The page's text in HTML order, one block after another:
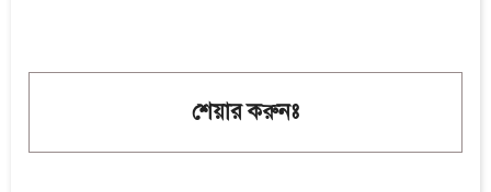
শেয়ার করুনঃ